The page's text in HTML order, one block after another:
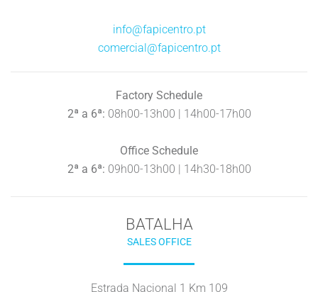
info@fapicentro.pt
comercial@fapicentro.pt
Factory Schedule
2ª a 6ª: 08h00-13h00 | 14h00-17h00
Office Schedule
2ª a 6ª: 09h00-13h00 | 14h30-18h00
BATALHA
SALES OFFICE
Estrada Nacional 1 Km 109